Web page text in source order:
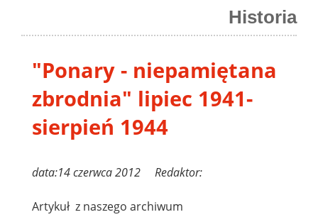
Historia
"Ponary - niepamiętana
zbrodnia" lipiec 1941-
sierpień 1944
data:14 czerwca 2012 Redaktor:
Artykuł z naszego archiwum